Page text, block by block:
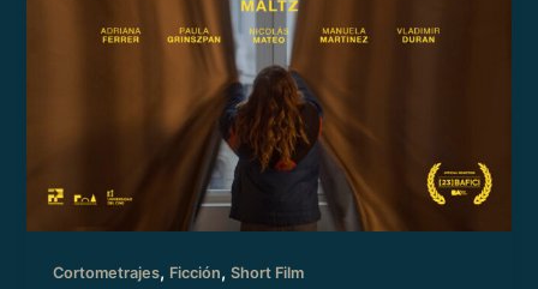
Cortometrajes, Ficción,Short Film